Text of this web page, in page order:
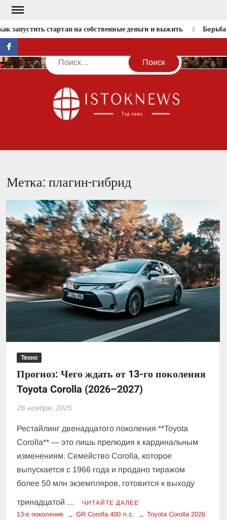
Перейти
содержимому
запустить стартап на собственные деньги и выжить
facebook
Поиск
Метка:плагин-гибрид
Техно
Прогноз: Чего ждать от 13-го поколения
Toyota Corolla (2026–2027)
26 ноября, 2025
Рестайлинг двенадцатого поколения **Toyota
Corolla** — это лишь прелюдия к кардинальным
изменениям. Семейство Corolla, которое
выпускается с 1966 года и продано тиражом
более 50 млн экземпляров, готовится к выходу
тринадцатой … ЧИТАЙТЕ ДАЛЕЕ
13-е поколение GR Corolla 400 л.с.
Toyota Corolla 2026